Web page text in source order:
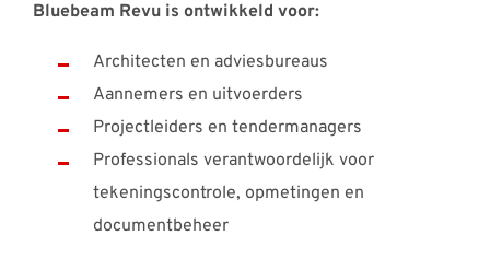
Bluebeam Revu is ontwikkeld voor:
Architecten en adviesbureaus
Aannemers en uitvoerders
Projectleiders en tendermanagers
Professionals verantwoordelijk voor
tekeningscontrole, opmetingen en
documentbeheer